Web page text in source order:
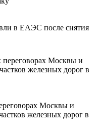
в ЕАЭС после снятия
Москвы и
железных дорог в